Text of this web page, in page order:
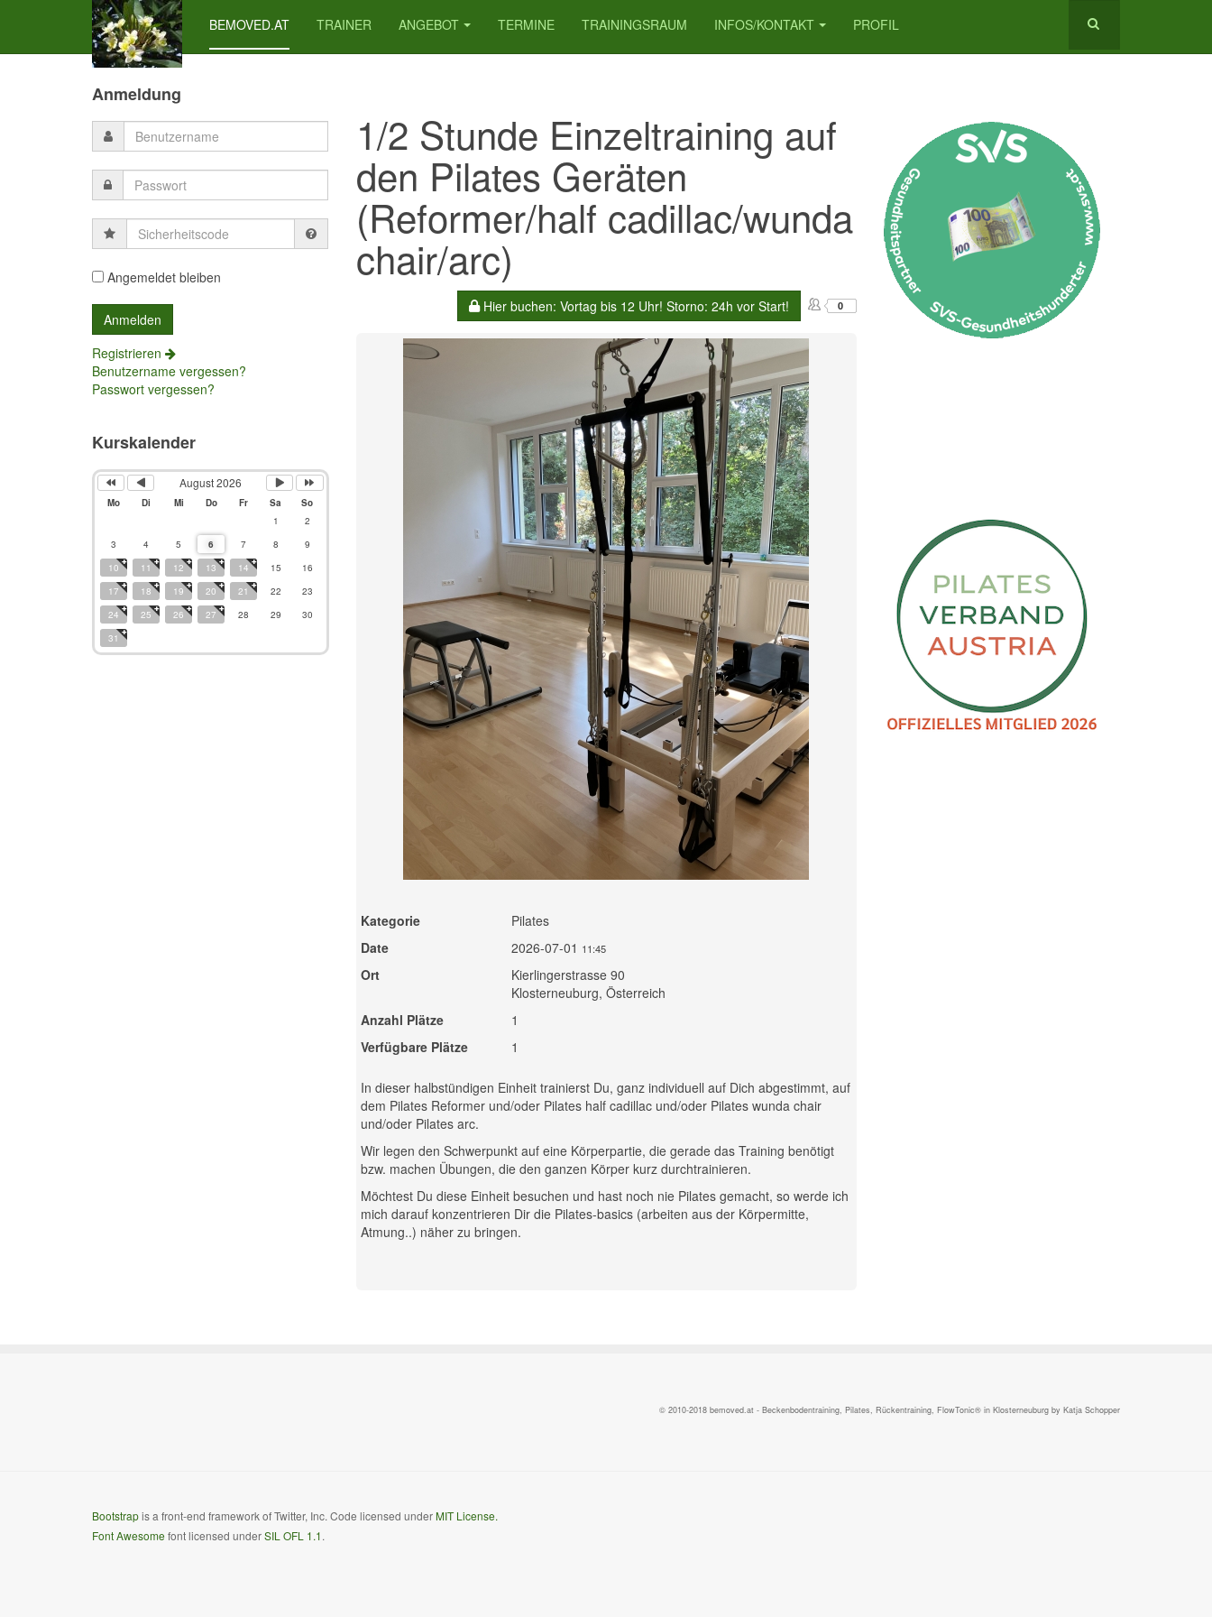
BEMOVED.AT TRAINER ANGEBOT TERMINE TRAININGSRAUM INFOS/KONTAKT PROFIL
1/2 Stunde Einzeltraining auf
den Pilates Geräten
(Reformer/half cadillac/wunda
chair/arc)
Hier buchen: Vortag bis 12 Uhr! Storno: 24h vor Start! 0
Kategorie
Pilates
Date
2026-07-01 11:45
Ort
Kierlingerstrasse 90
Klosterneuburg, Österreich
Anzahl Plätze
1
Verfügbare Plätze
1
In dieser halbstündigen Einheit trainierst Du, ganz individuell auf Dich abgestimmt, auf
dem Pilates Reformer und/oder Pilates half cadillac und/oder Pilates wunda chair
und/oder Pilates arc.
Wir legen den Schwerpunkt auf eine Körperpartie, die gerade das Training benötigt
bzw. machen Übungen, die den ganzen Körper kurz durchtrainieren.
Möchtest Du diese Einheit besuchen und hast noch nie Pilates gemacht, so werde ich
mich darauf konzentrieren Dir die Pilates-basics (arbeiten aus der Körpermitte,
Atmung..) näher zu bringen.
Anmeldung
Sicherheitscode
Angemeldet bleiben
Registrieren
Benutzername vergessen?
Passwort vergessen?
Kurskalender
PreviousPrevious
August 2026
Mo Di Mi Do Fr Sa
So
1
2
3
4 5 6 7 8
9
10
11 12 13 14 15
16
17
18 19 20 21 22
23
24
25 26 27 28 29
30
31
© 2010-2018 bemoved.at - Beckenbodentraining, Pilates, Rückentraining, FlowTonic® in Klosterneuburg by Katja Schopper
Bootstrapis a front-end framework of Twitter, Inc. Code licensed underMIT License.
Font Awesome font licensed underSIL OFL 1.1.